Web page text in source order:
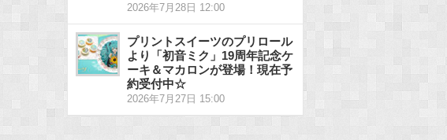
2026年7月28日 12:00
プリントスイーツのプリロール
より「初音ミク」19周年記念ケ
ーキ＆マカロンが登場！現在予
約受付中☆
2026年7月27日 15:00